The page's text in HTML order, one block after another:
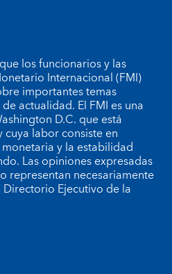
los funcionarios y las
Internacional (FMI)
importantes temas
actualidad. El FMI es una
D.C. que está
labor consiste en
y la estabilidad
Las opiniones expresadas
representan necesariamente
Ejecutivo de la